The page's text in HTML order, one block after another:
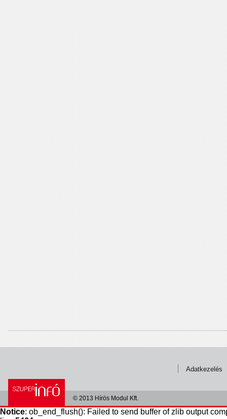
Adatkezelés
© 2013 Hírös Modul Kft.
Notice: ob_end_flush(): Failed to send buffer of zlib output